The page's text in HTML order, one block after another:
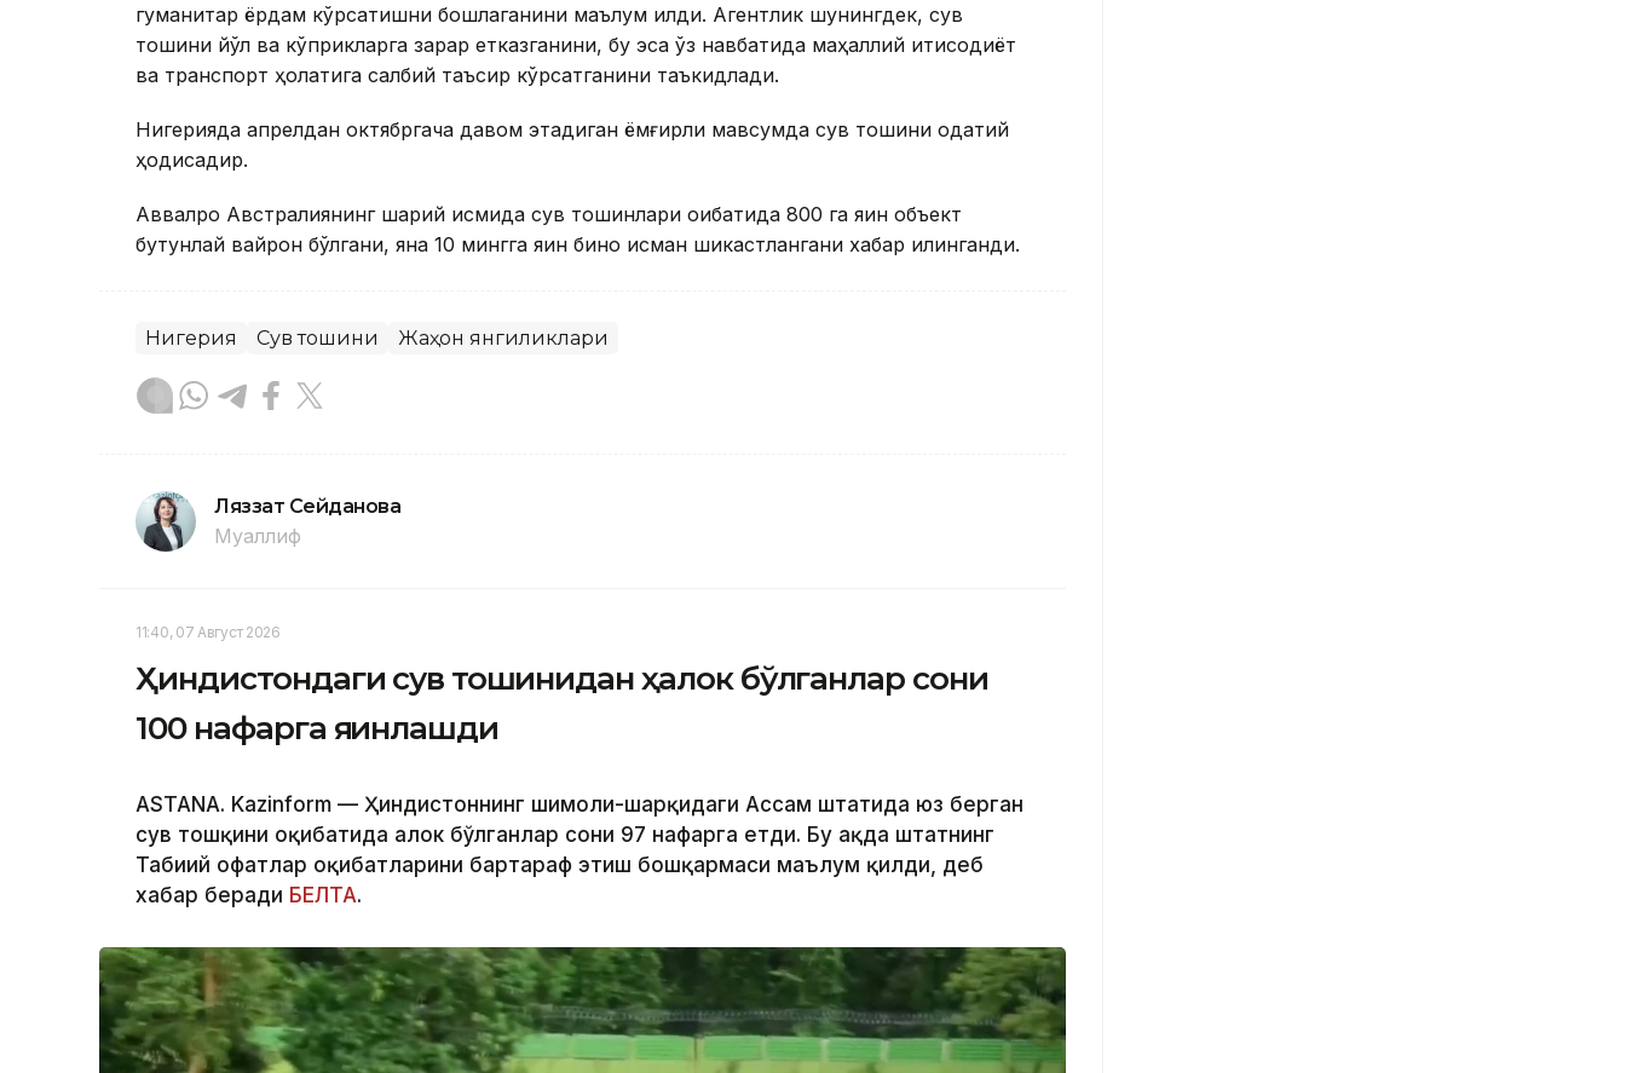
гуманитар ёрдам кўрсатишни бошлаганини маълум қилди. Агентлик шунингдек, сув
тошқини йўл ва кўприкларга зарар етказганини, бу эса ўз навбатида маҳаллий иқтисодиёт
ва транспорт ҳолатига салбий таъсир кўрсатганини таъкидлади.
Нигерияда апрелдан октябргача давом этадиган ёмғирли мавсумда сув тошқини одатий
ҳодисадир.
Аввалроқ Австралиянинг шарқий қисмида сув тошқинлари оқибатида 800 га яқин объект
бутунлай вайрон бўлгани, яна 10 мингга яқин бино қисман шикастлангани хабар қилинганди.
Нигерия Сув тошқини Жаҳон янгиликлари
Ляззат Сейданова
Муаллиф
11:40, 07 Август 2026
Ҳиндистондаги сув тошқинидан ҳалок бўлганлар сони
100 нафарга яқинлашди
ASTANA. Kazinform — Ҳиндистоннинг шимоли-шарқидаги Ассам штатида юз берган
сув тошқини оқибатида ҳалок бўлганлар сони 97 нафарга етди. Бу ҳақда штатнинг
Табиий офатлар оқибатларини бартараф этиш бошқармаси маълум қилди, деб
хабар беради БЕЛТА.